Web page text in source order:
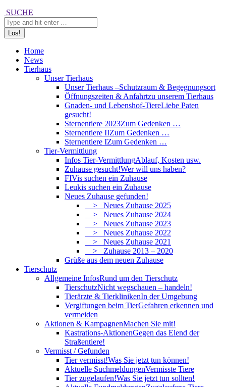
Search:
SUCHE
Home
News
Tierhaus
Unser Tierhaus
Unser Tierhaus –Schutzraum & Begegnungsort
Öffnungszeiten & Anfahrtzu unserem Tierhaus
Gnaden- und Lebenshof-TiereLiebe Paten
gesucht!
Sternentiere 2023Zum Gedenken …
Sternentiere IIZum Gedenken …
Sternentiere IZum Gedenken …
Tier-Vermittlung
Infos Tier-VermittlungAblauf, Kosten usw.
Zuhause gesucht!Wer will uns haben?
FIVis suchen ein Zuhause
Leukis suchen ein Zuhause
Neues Zuhause gefunden!
> Neues Zuhause 2025
> Neues Zuhause 2024
> Neues Zuhause 2023
> Neues Zuhause 2022
> Neues Zuhause 2021
> Zuhause 2013 – 2020
Grüße aus dem neuen Zuhause
Tierschutz
Allgemeine InfosRund um den Tierschutz
TierschutzNicht wegschauen – handeln!
Tierärzte & TierklinikenIn der Umgebung
Vergiftungen beim TierGefahren erkennen und
vermeiden
Aktionen & KampagnenMachen Sie mit!
Kastrations-AktionenGegen das Elend der
Straßentiere!
Vermisst / Gefunden
Tier vermisst!Was Sie jetzt tun können!
Aktuelle SuchmeldungenVermisste Tiere
Tier zugelaufen!Was Sie jetzt tun sollten!